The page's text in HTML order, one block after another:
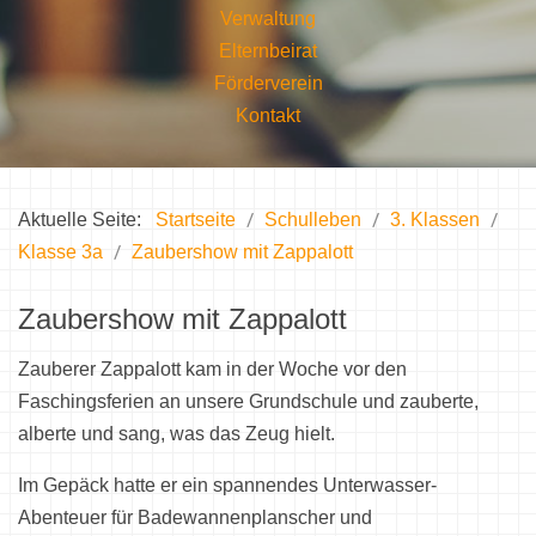
Verwaltung
Elternbeirat
Förderverein
Kontakt
Aktuelle Seite: Startseite Schulleben
3. Klassen
Klasse 3a
Zaubershow mit Zappalott
Zaubershow mit Zappalott
Zauberer Zappalott kam in der Woche vor den
Faschingsferien an unsere Grundschule und zauberte,
alberte und sang, was das Zeug hielt.
Im Gepäck hatte er ein spannendes Unterwasser-
Abenteuer für Badewannenplanscher und